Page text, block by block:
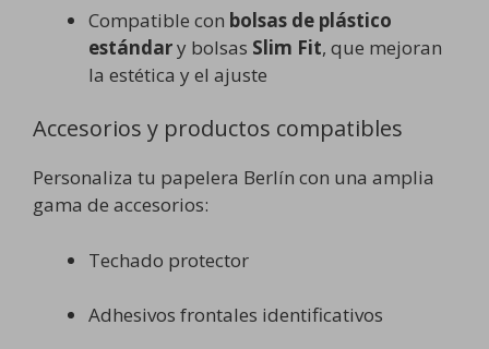
Compatible con bolsas de plástico
estándary bolsas Slim Fit, que mejoran
la estética y el ajuste
Accesorios y productos compatibles
Personaliza tu papelera Berlín con una amplia
gama de accesorios:
Techado protector
Adhesivos frontales identificativos